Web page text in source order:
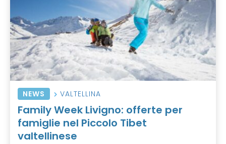
NEWS VALTELLINA
Family Week Livigno: offerte per
famiglie nel Piccolo Tibet
valtellinese